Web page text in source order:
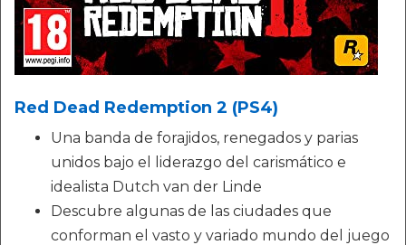
Red Dead Redemption 2 (PS4)
Una banda de forajidos, renegados y parias
unidos bajo el liderazgo del carismático e
idealista Dutch van der Linde
Descubre algunas de las ciudades que
conforman el vasto y variado mundo del juego